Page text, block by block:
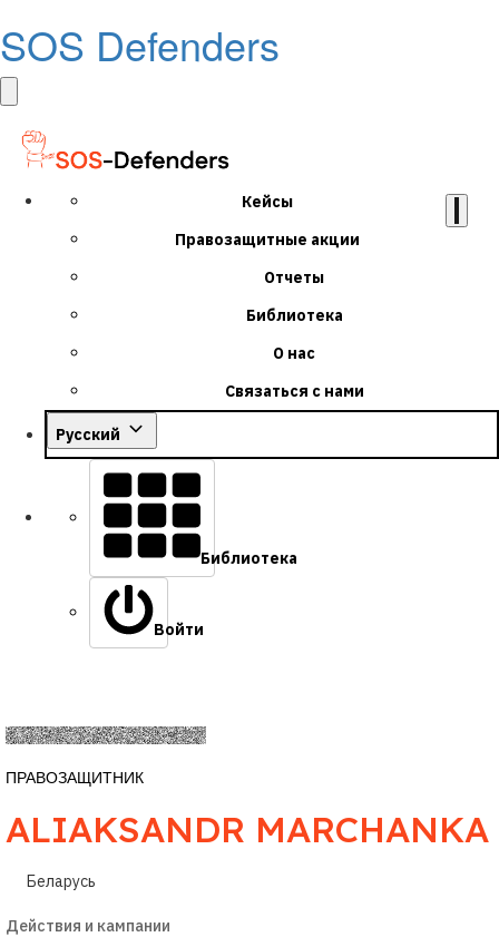
SOS Defenders
Кейсы
Правозащитные акции
Отчеты
Библиотека
О нас
Связаться с нами
Русский
Библиотека
Войти
ПРАВОЗАЩИТНИК
ALIAKSANDR MARCHANKA
Беларусь
Действия и кампании